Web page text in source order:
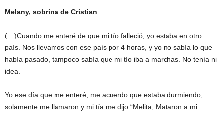
Melany, sobrina de Cristian
(…)Cuando me enteré de que mi tío falleció, yo estaba en otro
país. Nos llevamos con ese país por 4 horas, y yo no sabía lo que
había pasado, tampoco sabía que mi tío iba a marchas. No tenía ni
idea.
Yo ese día que me enteré, me acuerdo que estaba durmiendo,
solamente me llamaron y mi tía me dijo “Melita, Mataron a mi